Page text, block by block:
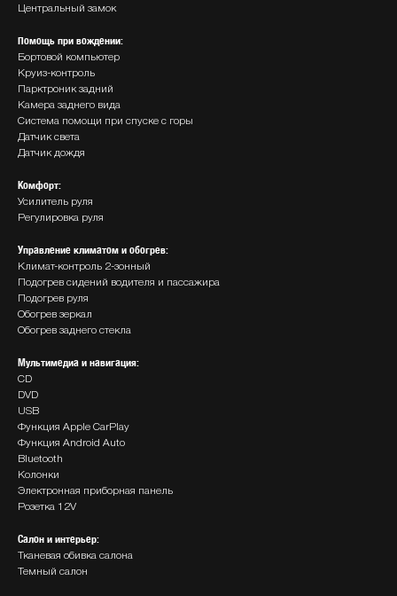
Центральный замок
Помощь при вождении:
Бортовой компьютер
Круиз-контроль
Парктроник задний
Камера заднего вида
Система помощи при спуске с горы
Датчик света
Датчик дождя
Комфорт:
Усилитель руля
Регулировка руля
Управление климатом и обогрев:
Климат-контроль 2-зонный
Подогрев сидений водителя и пассажира
Подогрев руля
Обогрев зеркал
Обогрев заднего стекла
Мультимедиа и навигация:
СD
DVD
USВ
Функция Аррlе СаrРlаy
Функция Аndrоid Аutо
Вluеtооth
Колонки
Электронная приборная панель
Розетка 12V
Салон и интерьер:
Тканевая обивка салона
Темный салон